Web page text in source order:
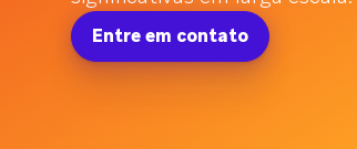
Entre em contato